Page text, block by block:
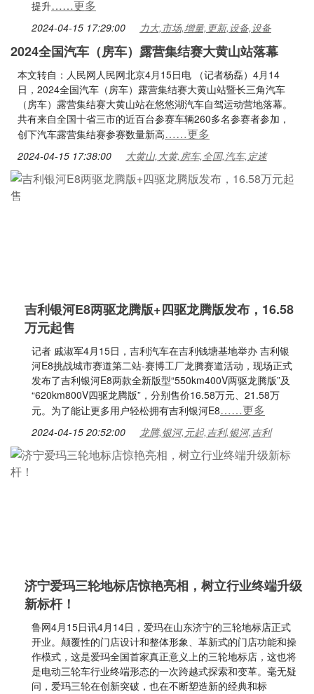
提升……更多
2024-04-15 17:29:00 力大,市场,增量,更新,设备,设备
2024全国汽车（房车）露营集结赛大黄山站落幕
本文转自：人民网人民网北京4月15日电 （记者杨磊）4月14
日，2024全国汽车（房车）露营集结赛大黄山站暨长三角汽车
（房车）露营集结赛大黄山站在悠悠湖汽车自驾运动营地落幕。
共有来自全国十省三市的近百台参赛车辆260多名参赛者参加，
创下汽车露营集结赛参赛数量新高……更多
2024-04-15 17:38:00 大黄山,大黄,房车,全国,汽车,定速
吉利银河E8两驱龙腾版+四驱龙腾版发布，16.58
万元起售
记者 戚淑军4月15日，吉利汽车在吉利钱塘基地举办 吉利银
河E8挑战城市赛道第二站-赛博工厂龙腾赛道活动，现场正式
发布了吉利银河E8两款全新版型“550km400V两驱龙腾版”及
“620km800V四驱龙腾版”，分别售价16.58万元、21.58万
元。为了能让更多用户轻松拥有吉利银河E8……更多
2024-04-15 20:52:00 龙腾,银河,元起,吉利,银河,吉利
济宁爱玛三轮地标店惊艳亮相，树立行业终端升级
新标杆！
鲁网4月15日讯4月14日，爱玛在山东济宁的三轮地标店正式
开业。颠覆性的门店设计和整体形象、革新式的门店功能和操
作模式，这是爱玛全国首家真正意义上的三轮地标店，这也将
是电动三轮车行业终端形态的一次跨越式探索和变革。毫无疑
问，爱玛三轮在创新突破，也在不断塑造新的经典和标